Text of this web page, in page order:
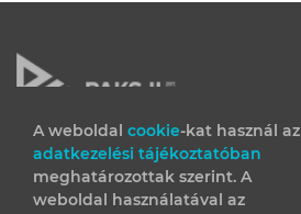
A weboldal cookie-kat használ az
adatkezelési tájékoztatóban
meghatározottak szerint. A
weboldal használatával az
JOGI INFORMÁCIÓK
IMPRESSZUM